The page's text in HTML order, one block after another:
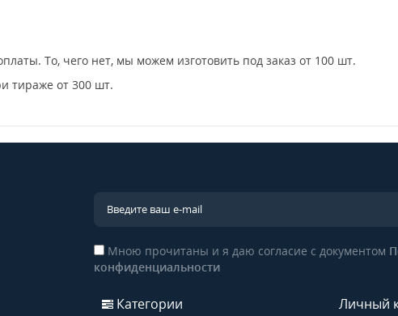
То, чего нет, мы можем изготовить под заказ от 100 шт.
тираже от 300 шт.
Мною прочитаны и я даю согласие с документом
конфиденциальности
Категории Личный